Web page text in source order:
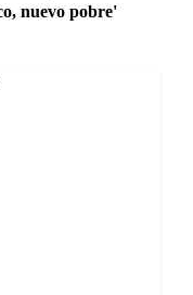
nuevo pobre'